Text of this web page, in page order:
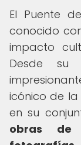
El Puente
conocido
impacto
Desde su
icónico de
en su
obras de